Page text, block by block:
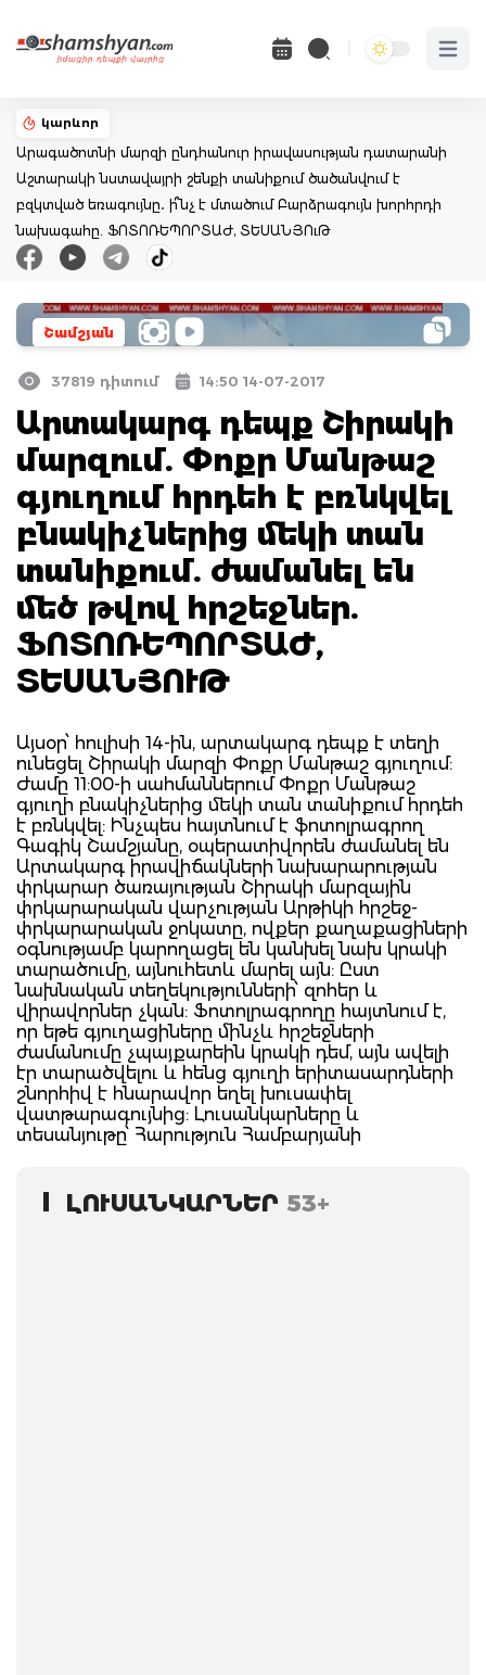
Open
կարևոր
Արագածոտնի մարզի ընդհանուր իրավասության դատարանի
Աշտարակի նստավայրի շենքի տանիքում ծածանվում է
բզկտված եռագույնը․ ի՞նչ է մտածում Բարձրագույն խորհրդի
նախագահը. ՖՈՏՈՌԵՊՈՐՏԱԺ, ՏԵՍԱՆՅՈւԹ
Շամշյան
37819 դիտում 14:50 14-07-2017
Արտակարգ դեպք Շիրակի
մարզում. Փոքր Մանթաշ
գյուղում հրդեհ է բռնկվել
բնակիչներից մեկի տան
տանիքում. ժամանել են
մեծ թվով հրշեջներ.
ՖՈՏՈՌԵՊՈՐՏԱԺ,
ՏԵՍԱՆՅՈՒԹ
Այսօր՝ հուլիսի 14-ին, արտակարգ դեպք է տեղի
ունեցել Շիրակի մարզի Փոքր Մանթաշ գյուղում:
Ժամը 11:00-ի սահմաններում Փոքր Մանթաշ
գյուղի բնակիչներից մեկի տան տանիքում հրդեհ
է բռնկվել: Ինչպես հայտնում է ֆոտոլրագրող
Գագիկ Շամշյանը, օպերատիվորեն ժամանել են
Արտակարգ իրավիճակների նախարարության
փրկարար ծառայության Շիրակի մարզային
փրկարարական վարչության Արթիկի հրշեջ-
փրկարարական ջոկատը, ովքեր քաղաքացիների
օգնությամբ կարողացել են կանխել նախ կրակի
տարածումը, այնուհետև մարել այն: Ըստ
նախնական տեղեկությունների՝ զոհեր և
վիրավորներ չկան: Ֆոտոլրագրողը հայտնում է,
որ եթե գյուղացիները մինչև հրշեջների
ժամանումը չպայքարեին կրակի դեմ, այն ավելի
էր տարածվելու և հենց գյուղի երիտասարդների
շնորհիվ է հնարավոր եղել խուսափել
վատթարագույնից: Լուսանկարները և
տեսանյութը՝ Հարություն Համբարյանի
ԼՈՒՍԱՆԿԱՐՆԵՐ 53+